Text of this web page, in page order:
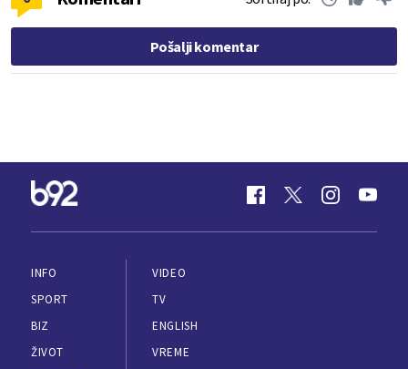
Pošalji komentar
INFO
SPORT
BIZ
ŽIVOT
VIDEO
TV
ENGLISH
VREME